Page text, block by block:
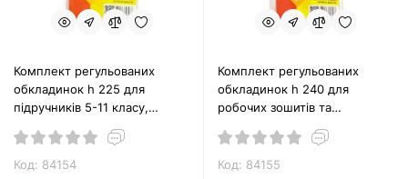
Комплект регульованих
обкладинок h 225 для
підручників 5-11 класу,
ТМ Tascom
Код: 84154
Комплект регульованих
обкладинок h 240 для
робочих зошитів та
3 шт в упаклвці, ТМ Tascom
Код: 84155